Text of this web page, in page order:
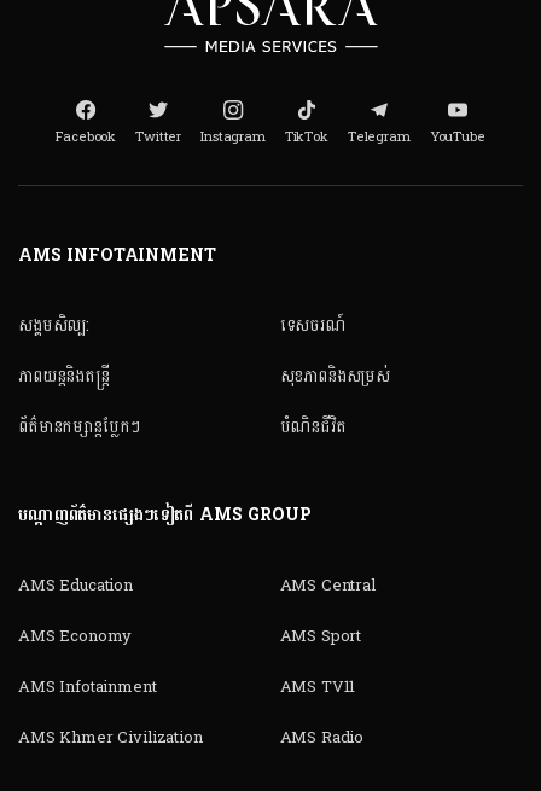
Facebook Twitter Instagram TikTok Telegram YouTube
AMS INFOTAINMENT
សង្គមសិល្ប:
ភាពយន្តនិងតន្ត្រី
ព័ត៌មានកម្សាន្តប្លែកៗ
ទេសចរណ៍
សុខភាពនិងសម្រស់
បំណិនជីវិត
បណ្តាញព័ត៌មានផ្សេងៗទៀតពី AMS GROUP
AMS Education
AMS Economy
AMS Infotainment
AMS Khmer Civilization
AMS Central
AMS Sport
AMS TV11
AMS Radio